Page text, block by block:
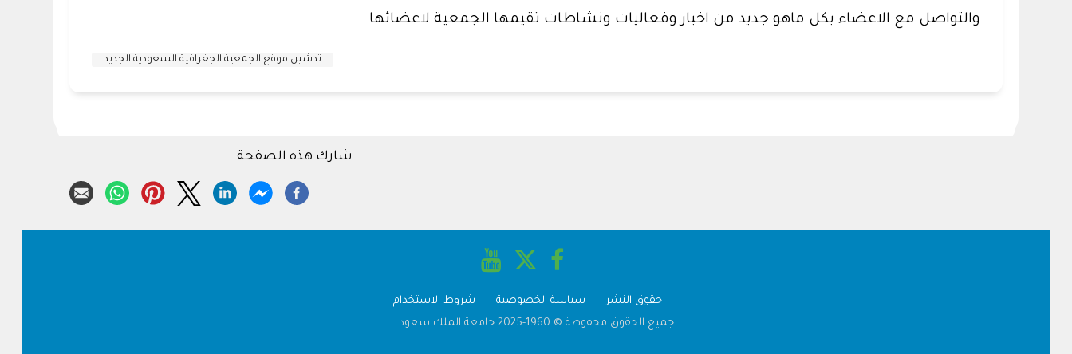
والتواصل مع الاعضاء بكل ماهو جديد من اخبار وفعاليات ونشاطات تقيمها الجمعية لاعضائها
تدشين موقع الجمعية الجغرافية السعودية الجديد
شارك هذه الصفحة
حقوق النشر سياسة الخصوصية
شروط الاستخدام
جميع الحقوق محفوظة © 1960-2025 جامعة الملك سعود